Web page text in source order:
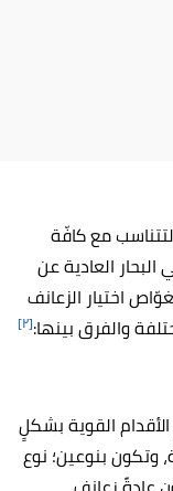
مع كافّة
العادية عن
اختيار الزعانف
والفرق بينها:[٢]
القوية بشكلٍ
وتكون بنوعين؛ نوع